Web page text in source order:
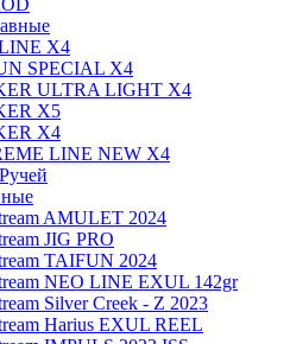
X4
SPECIAL X4
ULTRA LIGHT X4
X5
X4
LINE NEW X4
AMULET 2024
JIG PRO
TAIFUN 2024
NEO LINE EXUL 142gr
Silver Creek - Z 2023
Harius EXUL REEL